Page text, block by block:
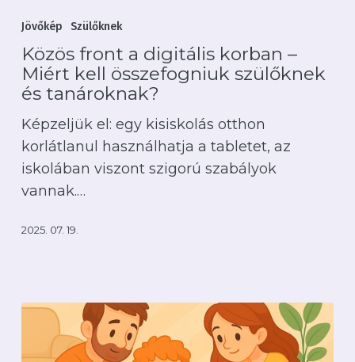
front
digitális
korban
Miért
kell
összefogniuk
szülőknek
Jövőkép Szülőknek
Közös front a digitális korban –
Miért kell összefogniuk szülőknek
és tanároknak?
Képzeljük el: egy kisiskolás otthon
korlátlanul használhatja a tabletet, az
iskolában viszont szigorú szabályok
vannak.…
2025. 07. 19.